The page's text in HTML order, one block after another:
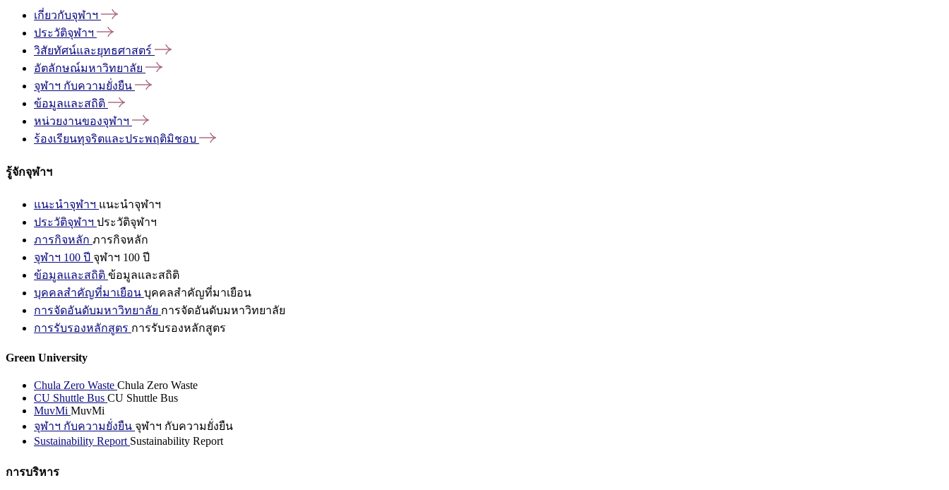
เกี่ยวกับจุฬาฯ
ประวัติจุฬาฯ
วิสัยทัศน์และยุทธศาสตร์
อัตลักษณ์มหาวิทยาลัย
จุฬาฯ กับความยั่งยืน
ข้อมูลและสถิติ
หน่วยงานของจุฬาฯ
ร้องเรียนทุจริตและประพฤติมิชอบ
รู้จักจุฬาฯ
แนะนำจุฬาฯ แนะนำจุฬาฯ
ประวัติจุฬาฯ ประวัติจุฬาฯ
ภารกิจหลัก ภารกิจหลัก
จุฬาฯ 100 ปี จุฬาฯ 100 ปี
ข้อมูลและสถิติ ข้อมูลและสถิติ
บุคคลสำคัญที่มาเยือน บุคคลสำคัญที่มาเยือน
การจัดอันดับมหาวิทยาลัย การจัดอันดับมหาวิทยาลัย
การรับรองหลักสูตร การรับรองหลักสูตร
Green University
Chula Zero Waste Chula Zero Waste
CU Shuttle Bus CU Shuttle Bus
MuvMi MuvMi
จุฬาฯ กับความยั่งยืน จุฬาฯ กับความยั่งยืน
Sustainability Report Sustainability Report
การบริหาร